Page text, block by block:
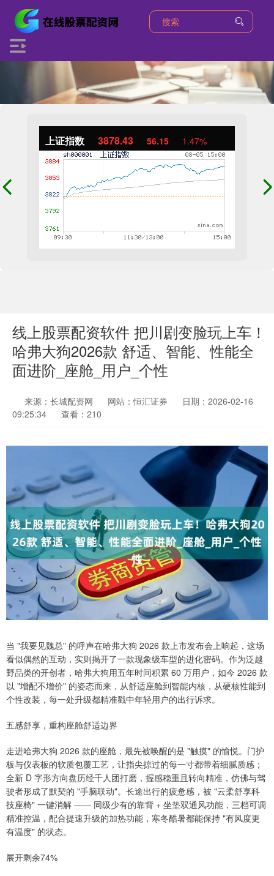
上证指数 3878.43 56.15 1.47%
线上股票配资软件 把川剧变脸玩上车！
哈弗大狗2026款 舒适、智能、性能全
面进阶_座舱_用户_个性
来源：长城配资网 网站：恒汇证券
日期：2026-02-16
09:25:34
查看：210
当 "我要见魏总" 的呼声在哈弗大狗 2026 款上市发布会上响起，这场
看似偶然的互动，实则揭开了一款现象级车型的进化密码。作为泛越
野品类的开创者，哈弗大狗用五年时间积累 60 万用户，如今 2026 款
以 "增配不增价" 的姿态而来，从舒适座舱到智能内核，从硬核性能到
个性改装，每一处升级都精准戳中年轻用户的出行诉求。
五感舒享，重构座舱舒适边界
走进哈弗大狗 2026 款的座舱，最先被唤醒的是 "触摸" 的愉悦。门护
板与仪表板的软质包覆工艺，让指尖掠过的每一寸都带着细腻质感；
全新 D 字形方向盘历经千人团打磨，握感稳重且转向精准，仿佛与驾
驶者形成了默契的 "手脑联动"。长途出行的疲惫感，被 "云柔舒享科
技座椅" 一键消解 —— 同级少有的靠背 + 坐垫双通风功能，三档可调
精准控温，配合提速升级的加热功能，寒冬酷暑都能保持 "有风度更
有温度" 的状态。
展开剩余74%